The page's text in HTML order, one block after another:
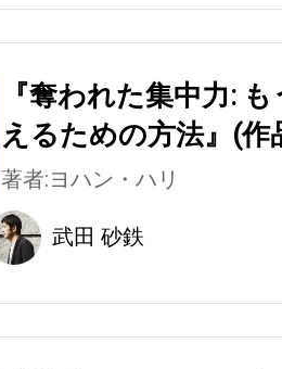
『奪われた集中力:
えるための方法』(作
著者:ヨハン・ハリ
武田 砂鉄